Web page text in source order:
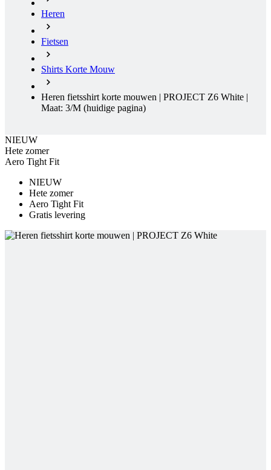
Shirts Korte Mouw
Heren fietsshirt korte mouwen | PROJECT Z6 White |
Maat: 3/M
NIEUW
Hete zomer
Aero Tight Fit
Hete zomer
Aero Tight Fit
Gratis levering